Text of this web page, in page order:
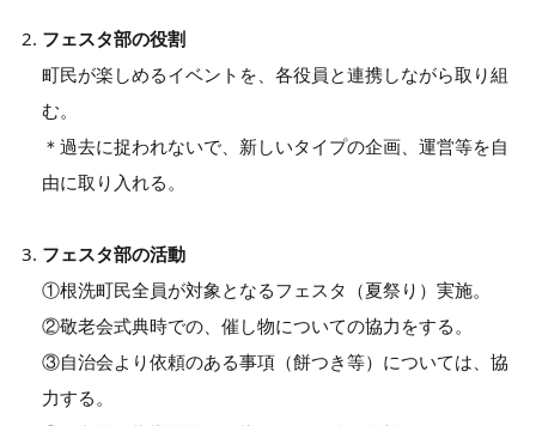
フェスタ部の役割
町民が楽しめるイベントを、各役員と連携しながら取り組
む。
＊過去に捉われないで、新しいタイプの企画、運営等を自
由に取り入れる。
フェスタ部の活動
①根洗町民全員が対象となるフェスタ（夏祭り）実施。
②敬老会式典時での、催し物についての協力をする。
③自治会より依頼のある事項（餅つき等）については、協
力する。